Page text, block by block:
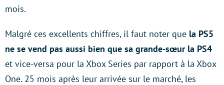
mois.
Malgré ces excellents chiffres, il faut noter que la PS5
ne se vend pas aussi bien que sa grande-sœur la PS4
et vice-versa pour la Xbox Series par rapport à la Xbox
One. 25 mois après leur arrivée sur le marché, les